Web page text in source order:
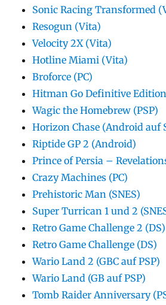
Sonic Racing Transformed
Resogun (Vita)
Velocity 2X (Vita)
Hotline Miami (Vita)
Broforce (PC)
Hitman Go Definitive
Wagic the Homebrew (PSP)
Horizon Chase (Android auf
Riptide GP 2 (Android)
Prince of Persia –
Crazy Machines (PC)
Prehistoric Man (SNES)
Super Turrican 1 und 2
Retro Game Challenge 2 (DS)
Retro Game Challenge (DS)
Wario Land 2 (GBC auf PSP)
Wario Land (GB auf PSP)
Tomb Raider Anniversary